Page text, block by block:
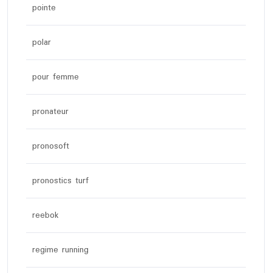
pointe
polar
pour femme
pronateur
pronosoft
pronostics turf
reebok
regime running